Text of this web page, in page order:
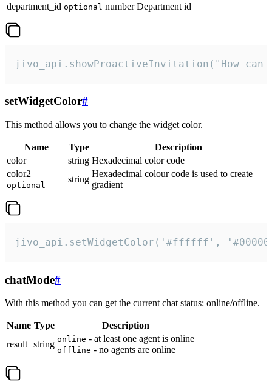
department_id optional number Department id
jivo_api.showProactiveInvitation("How
setWidgetColor#
This method allows you to change the widget color.
Name Type
Description
color
string Hexadecimal color code
color2
optional
string
Hexadecimal colour code is used to create
gradient
jivo_api.setWidgetColor('#ffffff',
chatMode#
With this method you can get the current chat status: online/offline.
Name Type
Description
result string online - at least one agent is online
offline - no agents are online